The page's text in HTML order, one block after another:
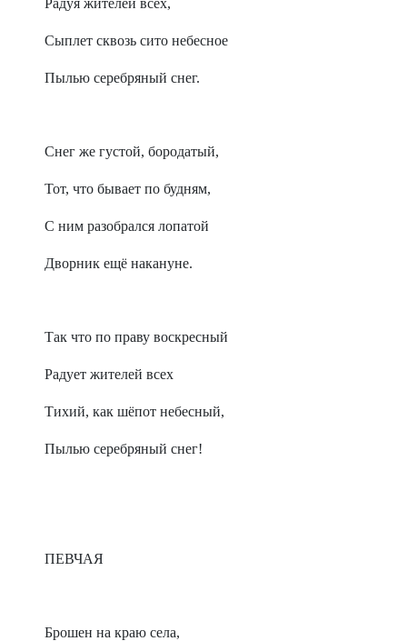
Радуя жителей всех,
Сыплет сквозь сито небесное
Пылью серебряный снег.
Снег же густой, бородатый,
Тот, что бывает по будням,
С ним разобрался лопатой
Дворник ещё накануне.
Так что по праву воскресный
Радует жителей всех
Тихий, как шёпот небесный,
Пылью серебряный снег!
ПЕВЧАЯ
Брошен на краю села,